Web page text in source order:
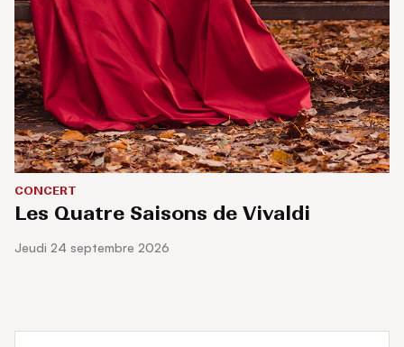
CONCERT
Les Quatre Saisons de Vivaldi
jeudi 24 septembre 2026